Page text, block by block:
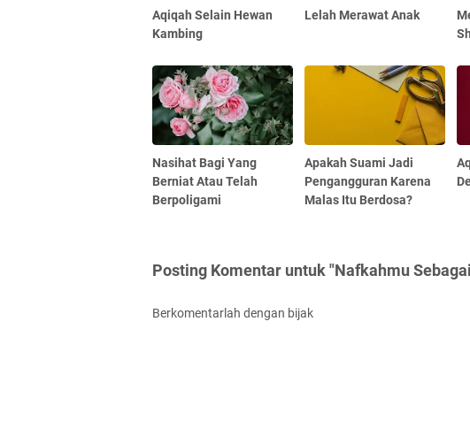
Aqiqah Selain Hewan
Kambing
Lelah Merawat Anak
Nasihat Bagi Yang
Berniat Atau Telah
Berpoligami
Apakah Suami Jadi
Pengangguran Karena
Malas Itu Berdosa?
Posting Komentar untuk "Nafkahmu
Berkomentarlah dengan bijak